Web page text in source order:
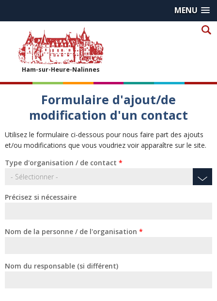
MENU
Ham-sur-Heure-Nalinnes
Formulaire d'ajout/de
modification d'un contact
Utilisez le formulaire ci-dessous pour nous faire part des ajouts
et/ou modifications que vous voudriez voir apparaître sur le site.
Type d'organisation / de contact *
Précisez si nécessaire
Nom de la personne / de l'organisation *
Nom du responsable (si différent)